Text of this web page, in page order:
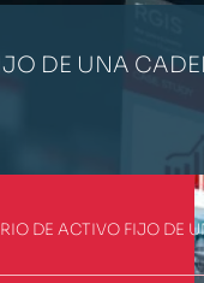
DE UNA
DE ACTIVO FIJO DE